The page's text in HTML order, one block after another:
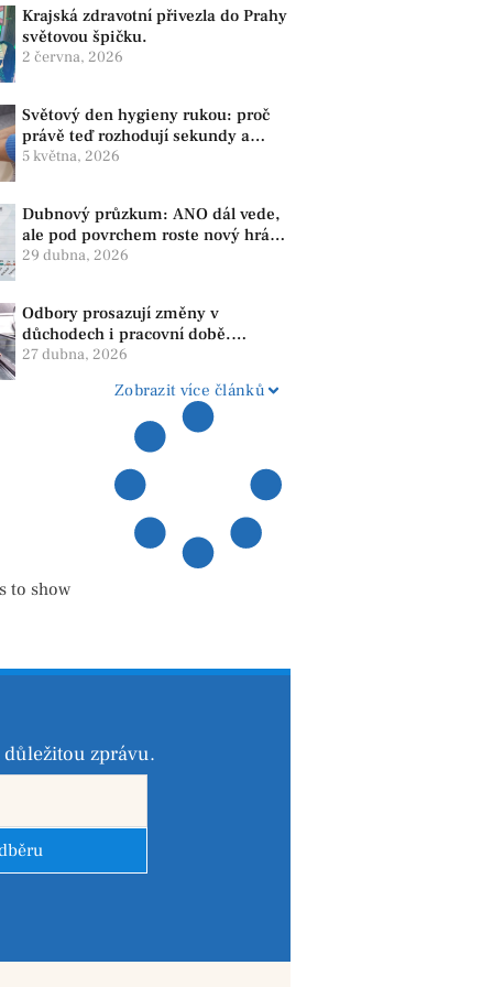
Krajská zdravotní přivezla do Prahy
světovou špičku.
2 června, 2026
Světový den hygieny rukou: proč
právě teď rozhodují sekundy a
správné mytí rukou
5 května, 2026
Dubnový průzkum: ANO dál vede,
ale pod povrchem roste nový hráč.
Strana PRO se drží nejvýš mezi
29 dubna, 2026
Odbory prosazují změny v
důchodech i pracovní době.
Dopady pocítí i lidé v našem
27 dubna, 2026
Zobrazit více článků
to show
důležitou zprávu.